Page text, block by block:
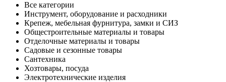
Все категории
Инструмент, оборудование и расходники
Крепеж, мебельная фурнитура, замки и СИЗ
Общестроительные материалы и товары
Отделочные материалы и товары
Садовые и сезонные товары
Сантехника
Хозтовары, посуда
Электротехнические изделия